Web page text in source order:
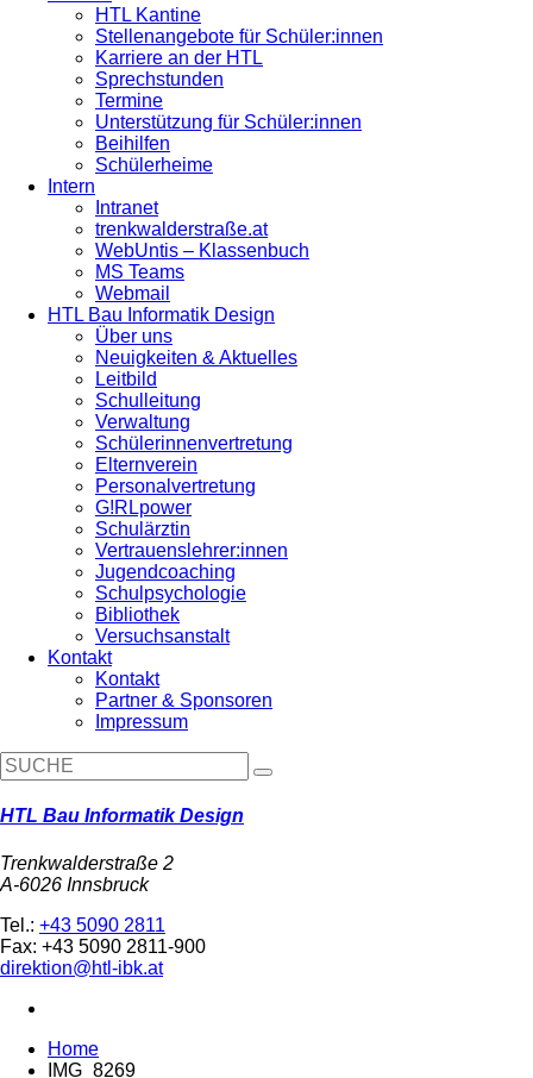
HTL Kantine
Stellenangebote für Schüler:innen
Karriere an der HTL
Sprechstunden
Termine
Unterstützung für Schüler:innen
Beihilfen
Schülerheime
Intern
Intranet
trenkwalderstraße.at
WebUntis – Klassenbuch
MS Teams
Webmail
HTL Bau Informatik Design
Über uns
Neuigkeiten & Aktuelles
Leitbild
Schulleitung
Verwaltung
Schülerinnenvertretung
Elternverein
Personalvertretung
G!RLpower
Schulärztin
Vertrauenslehrer:innen
Jugendcoaching
Schulpsychologie
Bibliothek
Versuchsanstalt
Kontakt
Kontakt
Partner & Sponsoren
Impressum
HTL Bau Informatik Design
Trenkwalderstraße 2
A-6026 Innsbruck
Tel.: +43 5090 2811
Fax: +43 5090 2811-900
direktion@htl-ibk.at
Home
IMG_8269